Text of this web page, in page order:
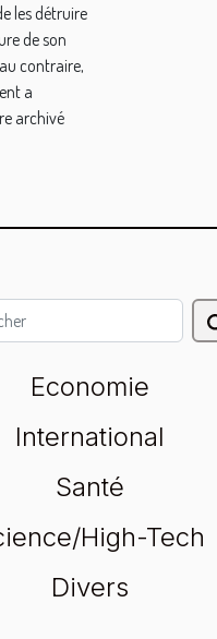
les détruire
de son
contraire,
a
archivé
Economie
International
Santé
High-Tech
Divers